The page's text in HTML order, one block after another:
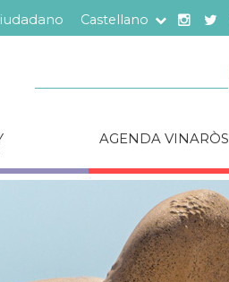
Castellano
AGENDA VINARÒS